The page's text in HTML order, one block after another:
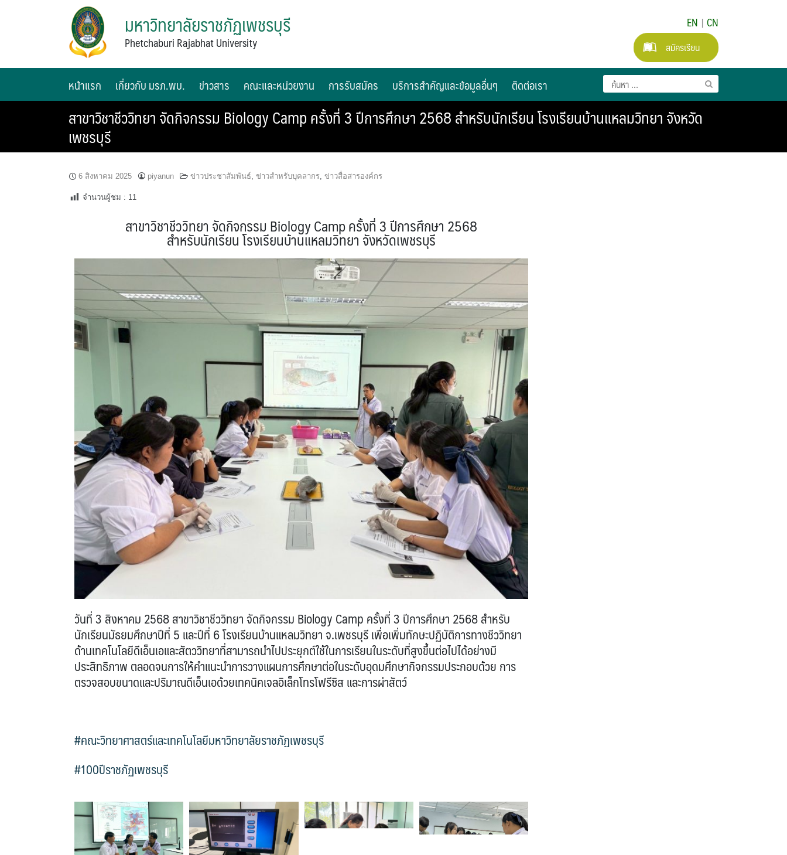
มหาวิทยาลัยราชภัฏเพชรบุรี
Phetchaburi Rajabhat University
EN | CN
สมัครเรียน
หน้าแรก เกี่ยวกับ มรภ.พบ. ข่าวสาร คณะและหน่วยงาน การรับสมัคร บริการสำคัญและข้อมูลอื่นๆ ติดต่อเรา
สาขาวิชาชีววิทยา จัดกิจกรรม Biology Camp ครั้งที่ 3 ปีการศึกษา 2568 สำหรับนักเรียน โรงเรียนบ้านแหลมวิทยา จังหวัด
เพชรบุรี
6 สิงหาคม 2025 piyanun ข่าวประชาสัมพันธ์, ข่าวสำหรับบุคลากร, ข่าวสื่อสารองค์กร
จำนวนผู้ชม : 11
สาขาวิชาชีววิทยา จัดกิจกรรม Biology Camp ครั้งที่ 3 ปีการศึกษา 2568
สำหรับนักเรียน โรงเรียนบ้านแหลมวิทยา จังหวัดเพชรบุรี
วันที่ 3 สิงหาคม 2568 สาขาวิชาชีววิทยา จัดกิจกรรม Biology Camp ครั้งที่ 3 ปีการศึกษา 2568 สำหรับ
นักเรียนมัธยมศึกษาปีที่ 5 และปีที่ 6 โรงเรียนบ้านแหลมวิทยา จ.เพชรบุรี เพื่อเพิ่มทักษะปฏิบัติการทางชีววิทยา
ด้านเทคโนโลยีดีเอ็นเอและสัตววิทยาที่สามารถนำไปประยุกต์ใช้ในการเรียนในระดับที่สูงขึ้นต่อไปได้อย่างมี
ประสิทธิภาพ ตลอดจนการให้คำแนะนำการวางแผนการศึกษาต่อในระดับอุดมศึกษากิจกรรมประกอบด้วย การ
ตรวจสอบขนาดและปริมาณดีเอ็นเอด้วยเทคนิคเจลอิเล็กโทรโฟรีซิส และการผ่าสัตว์
#คณะวิทยาศาสตร์และเทคโนโลยีมหาวิทยาลัยราชภัฏเพชรบุรี
#100ปีราชภัฏเพชรบุรี